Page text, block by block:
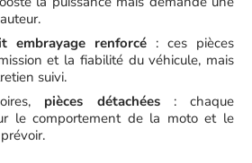
embrayage renforcé : ces pièces
et la fiabilité du véhicule, mais
suivi.
pièces détachées: chaque
le comportement de la moto et le